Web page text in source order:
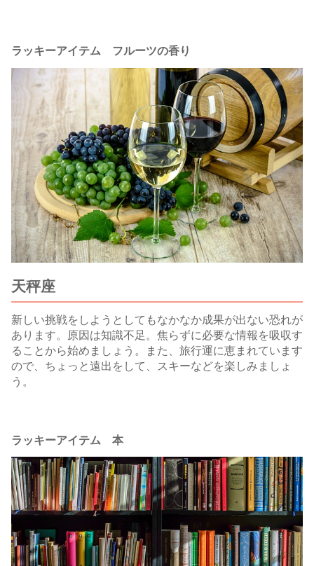
ラッキーアイテム フルーツの香り
天秤座
新しい挑戦をしようとしてもなかなか成果が出ない恐れが
あります。原因は知識不足。焦らずに必要な情報を吸収す
ることから始めましょう。また、旅行運に恵まれています
ので、ちょっと遠出をして、スキーなどを楽しみましょ
う。
ラッキーアイテム 本